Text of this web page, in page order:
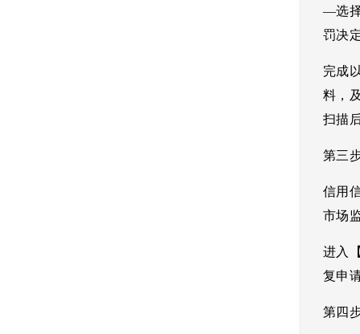
—选择
罚决
完成
料，
扫描
第三
信用
市场
进入
复申
第四